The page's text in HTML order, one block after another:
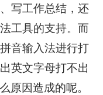
写工作总结，还
工具的支持。而
音输入法进行打
英文字母打不出
原因造成的呢。